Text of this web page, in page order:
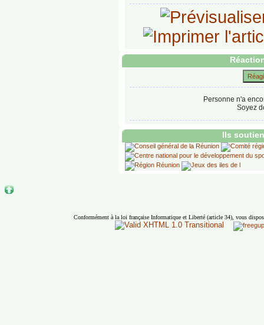
Personne n'a
Soyez
Ils
Conformément à la loi française Informatique et Liberté (article 34), vous